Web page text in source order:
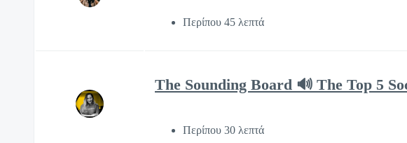
Περίπου 45 λεπτά
The Sounding Board 🔊 The Top 5
Περίπου 30 λεπτά